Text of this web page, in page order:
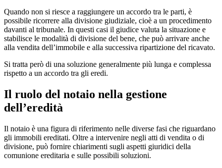
Quando non si riesce a raggiungere un accordo tra le parti, è
possibile ricorrere alla divisione giudiziale, cioè a un procedimento
davanti al tribunale. In questi casi il giudice valuta la situazione e
stabilisce le modalità di divisione del bene, che può arrivare anche
alla vendita dell’immobile e alla successiva ripartizione del ricavato.
Si tratta però di una soluzione generalmente più lunga e complessa
rispetto a un accordo tra gli eredi.
Il ruolo del notaio nella gestione
dell’eredità
Il notaio è una figura di riferimento nelle diverse fasi che riguardano
gli immobili ereditati. Oltre a intervenire negli atti di vendita o di
divisione, può fornire chiarimenti sugli aspetti giuridici della
comunione ereditaria e sulle possibili soluzioni.